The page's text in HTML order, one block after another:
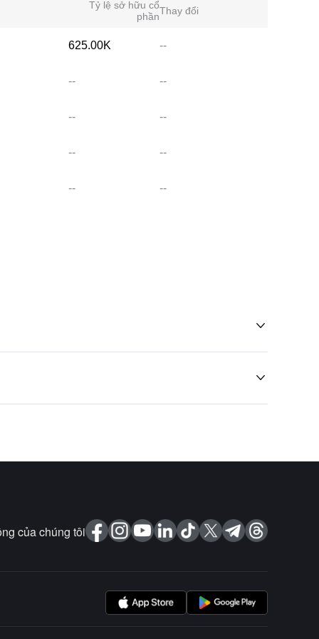
Tỷ lệ sở hữu cổ
phầnThay đổi
625.00K --
-- --
-- --
-- --
-- --


của chúng tôi